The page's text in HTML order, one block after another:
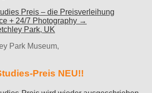
Preis – die Preisverleihung
+ 24/7 Photography →
Park Museum,
Preis NEU!!